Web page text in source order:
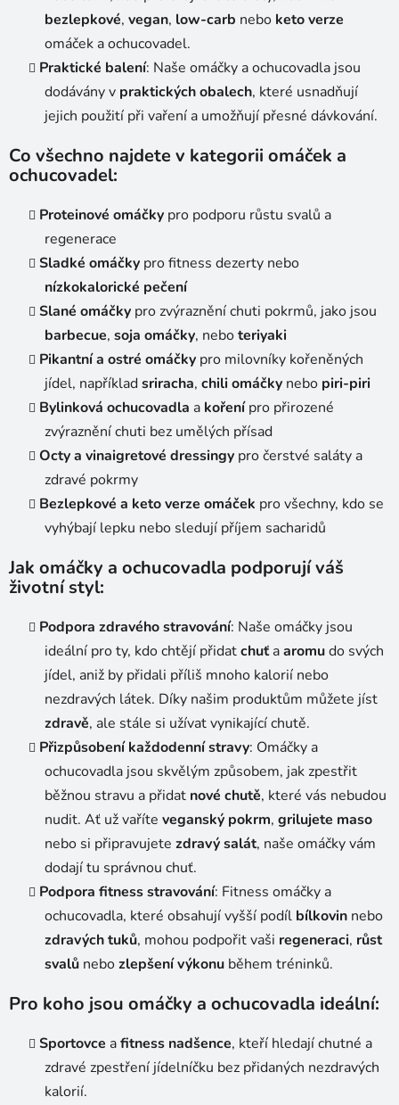
bezlepkové, vegan, low-carb nebo keto verze
omáček a ochucovadel.
Praktické balení: Naše omáčky a ochucovadla jsou
dodávány v praktických obalech, které usnadňují
jejich použití při vaření a umožňují přesné dávkování.
Co všechno najdete v kategorii omáček a
ochucovadel:
Proteinové omáčky pro podporu růstu svalů a
regenerace
Sladké omáčky pro fitness dezerty nebo
nízkokalorické pečení
Slané omáčky pro zvýraznění chuti pokrmů, jako jsou
barbecue, soja omáčky, neboteriyaki
Pikantní a ostré omáčky pro milovníky kořeněných
jídel, napříkladsriracha, chili omáčky nebo piri-piri
Bylinková ochucovadla a kořenípro přirozené
zvýraznění chuti bez umělých přísad
Octy a vinaigretové dressingy pro čerstvé saláty a
zdravé pokrmy
Bezlepkové a keto verze omáček pro všechny, kdo se
vyhýbají lepku nebo sledují příjem sacharidů
Jak omáčky a ochucovadla podporují váš
životní styl:
Podpora zdravého stravování: Naše omáčky jsou
ideální pro ty, kdo chtějí přidatchuťaaromudo svých
jídel, aniž by přidali příliš mnoho kalorií nebo
nezdravých látek. Díky našim produktům můžete jíst
zdravě, ale stále si užívat vynikající chutě.
Přizpůsobení každodenní stravy: Omáčky a
ochucovadla jsou skvělým způsobem, jak zpestřit
běžnou stravu a přidat nové chutě, které vás nebudou
nudit. Ať už vaříte veganský pokrm, grilujete maso
nebo si připravujete zdravý salát, naše omáčky vám
dodají tu správnou chuť.
Podpora fitness stravování: Fitness omáčky a
ochucovadla, které obsahují vyšší podíl bílkovin nebo
zdravých tuků, mohou podpořit vaši regeneraci, růst
svalů nebozlepšení výkonu během tréninků.
Pro koho jsou omáčky a ochucovadla ideální:
Sportovce afitness nadšence, kteří hledají chutné a
zdravé zpestření jídelníčku bez přidaných nezdravých
kalorií.